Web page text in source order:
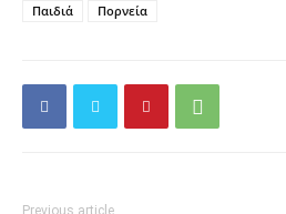
Παιδιά
Πορνεία
Previous article